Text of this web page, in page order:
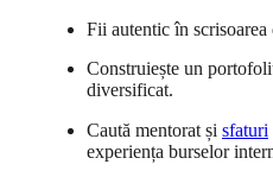
Fii autentic în
Construiește un
diversificat.
Caută mentorat și sfaturi
experiența burselor